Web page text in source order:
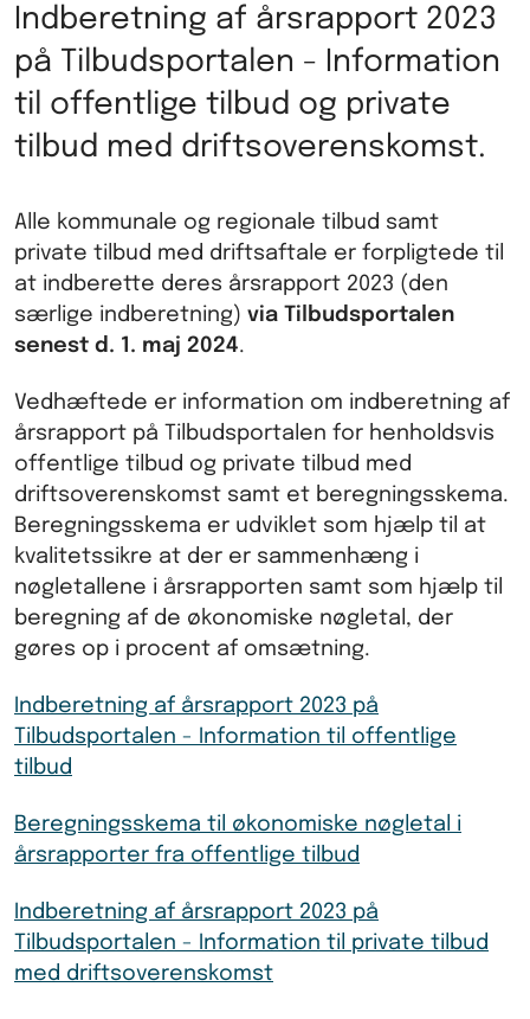
Indberetning af årsrapport 2023
på Tilbudsportalen - Information
til offentlige tilbud og private
tilbud med driftsoverenskomst.
Alle kommunale og regionale tilbud samt
private tilbud med driftsaftale er forpligtede til
at indberette deres årsrapport 2023 (den
særlige indberetning) via Tilbudsportalen
senest d. 1. maj 2024.
Vedhæftede er information om indberetning af
årsrapport på Tilbudsportalen for henholdsvis
offentlige tilbud og private tilbud med
driftsoverenskomst samt et beregningsskema.
Beregningsskema er udviklet som hjælp til at
kvalitetssikre at der er sammenhæng i
nøgletallene i årsrapporten samt som hjælp til
beregning af de økonomiske nøgletal, der
gøres op i procent af omsætning.
Indberetning af årsrapport 2023 på
Tilbudsportalen - Information til offentlige
tilbud
Beregningsskema til økonomiske nøgletal i
årsrapporter fra offentlige tilbud
Indberetning af årsrapport 2023 på
Tilbudsportalen - Information til private tilbud
med driftsoverenskomst